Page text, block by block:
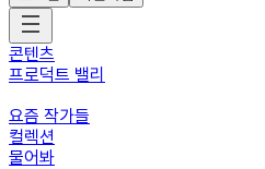
콘텐츠
프로덕트 밸리
요즘 작가들
컬렉션
물어봐